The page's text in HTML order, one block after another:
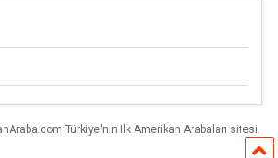
Türkiye'nin Ilk Amerikan Arabaları sitesi.